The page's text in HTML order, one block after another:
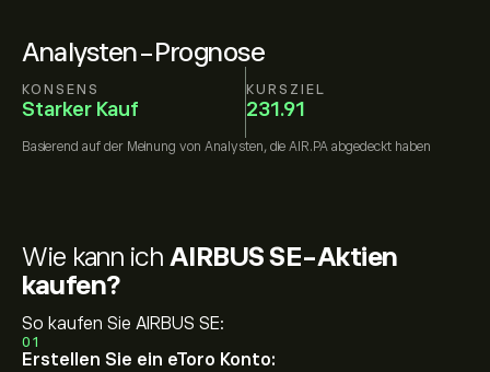
Analysten-Prognose
KONSENS
Starker Kauf
KURSZIEL
231.91
Basierend auf der Meinung von Analysten, die AIR.PA abgedeckt haben
Wie kann ich AIRBUS SE-Aktien
kaufen?
So kaufen Sie AIRBUS SE:
01
Erstellen Sie ein eToro Konto: